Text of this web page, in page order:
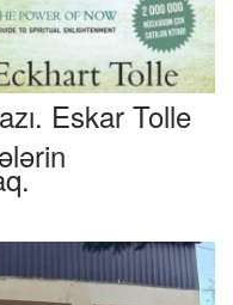
Eskar Tolle